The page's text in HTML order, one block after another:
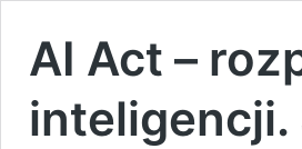
AI Act –
inteligencji.